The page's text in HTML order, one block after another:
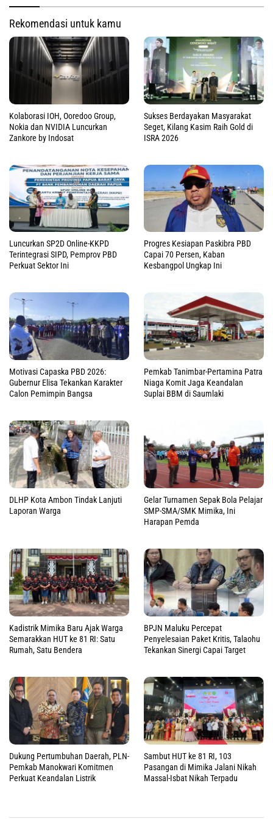
Rekomendasi untuk kamu
Kolaborasi IOH, Ooredoo Group,
Nokia dan NVIDIA Luncurkan
Zankore by Indosat
Sukses Berdayakan Masyarakat
Seget, Kilang Kasim Raih Gold di
ISRA 2026
Luncurkan SP2D Online-KKPD
Terintegrasi SIPD, Pemprov PBD
Perkuat Sektor Ini
Progres Kesiapan Paskibra PBD
Capai 70 Persen, Kaban
Kesbangpol Ungkap Ini
Motivasi Capaska PBD 2026:
Gubernur Elisa Tekankan Karakter
Calon Pemimpin Bangsa
Pemkab Tanimbar-Pertamina Patra
Niaga Komit Jaga Keandalan
Suplai BBM di Saumlaki
DLHP Kota Ambon Tindak Lanjuti
Laporan Warga
Gelar Turnamen Sepak Bola Pelajar
SMP-SMA/SMK Mimika, Ini
Harapan Pemda
Kadistrik Mimika Baru Ajak Warga
Semarakkan HUT ke 81 RI: Satu
Rumah, Satu Bendera
BPJN Maluku Percepat
Penyelesaian Paket Kritis, Talaohu
Tekankan Sinergi Capai Target
Dukung Pertumbuhan Daerah, PLN-
Pemkab Manokwari Komitmen
Perkuat Keandalan Listrik
Sambut HUT ke 81 RI, 103
Pasangan di Mimika Jalani Nikah
Massal-Isbat Nikah Terpadu